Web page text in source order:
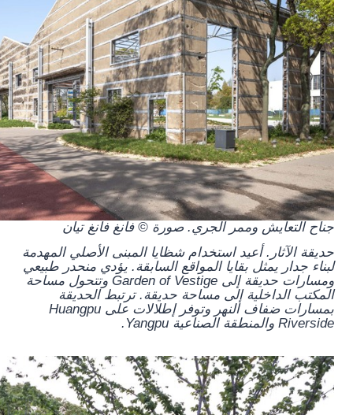
جناح التعايش وممر الجري. صورة © فانغ فانغ تيان
حديقة الآثار.أعيد استخدام شظايا المبنى الأصلي المهدمة
لبناء جدار يمثل بقايا المواقع السابقة. يؤدي منحدر طبيعي
ومسارات حديقة إلى Garden of Vestige وتتحول مساحة
المكتب الداخلية إلى مساحة حديقة. ترتبط الحديقة
بمسارات ضفاف النهر وتوفر إطلالات على Huangpu
Riverside والمنطقة الصناعية Yangpu.